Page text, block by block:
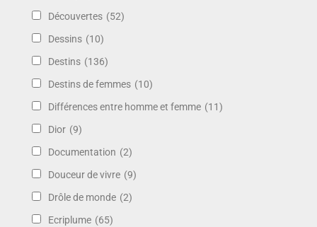
Découvertes (52)
Dessins (10)
Destins (136)
Destins de femmes (10)
Différences entre homme et femme (11)
Dior (9)
Documentation (2)
Douceur de vivre (9)
Drôle de monde (2)
Ecriplume (65)